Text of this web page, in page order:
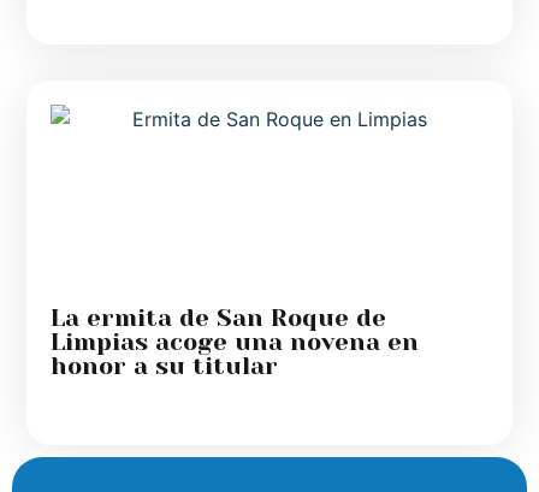
La ermita de San Roque de
Limpias acoge una novena en
honor a su titular